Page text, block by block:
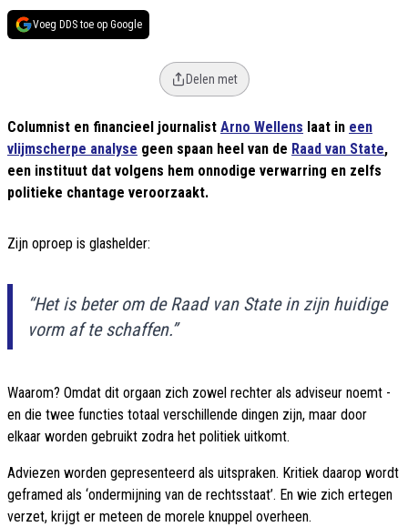
Voeg DDS toe op Google
Delen met
Columnist en financieel journalist Arno Wellens laat in een
vlijmscherpe analyse geen spaan heel van de Raad van State,
een instituut dat volgens hem onnodige verwarring en zelfs
politieke chantage veroorzaakt.
Zijn oproep is glashelder:
“Het is beter om de Raad van State in zijn huidige
vorm af te schaffen.”
Waarom? Omdat dit orgaan zich zowel rechter als adviseur noemt -
en die twee functies totaal verschillende dingen zijn, maar door
elkaar worden gebruikt zodra het politiek uitkomt.
Adviezen worden gepresenteerd als uitspraken. Kritiek daarop wordt
geframed als ‘ondermijning van de rechtsstaat’. En wie zich ertegen
verzet, krijgt er meteen de morele knuppel overheen.